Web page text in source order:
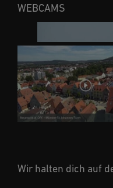
Wir halten dich auf
WEBCAMS